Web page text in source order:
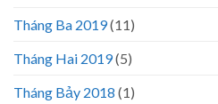
Tháng Ba 2019(11)
Tháng Hai 2019(5)
Tháng Bảy 2018 (1)